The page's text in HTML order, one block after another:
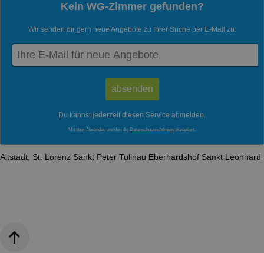
Kein WG-Zimmer gefunden?
Wir senden dir gern neue Angebote zu Ihrer Suche per E-Mail zu:
Du kannst jederzeit diesen Service abmelden.
Mit dem Absenden werden die Datenschutzrichtlinien akzeptiert.
Altstadt, St. Lorenz Sankt Peter Tullnau Eberhardshof Sankt Leonhard